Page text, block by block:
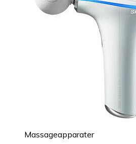
Massageapparater